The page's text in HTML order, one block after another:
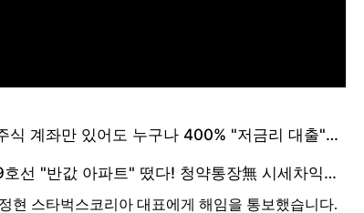
현 스타벅스코리아 대표에게 해임을 통보했습니다.